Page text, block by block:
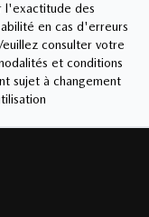
l'exactitude des
en cas d'erreurs
consulter votre
et conditions
sujet à changement